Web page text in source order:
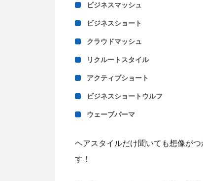
ビジネスマッシュ
ビジネスショート
クラウドマッシュ
リクルートスタイル
アクティブショート
ビジネスショートウルフ
ウェーブパーマ
ヘアスタイルだけ聞いても想像が
す！